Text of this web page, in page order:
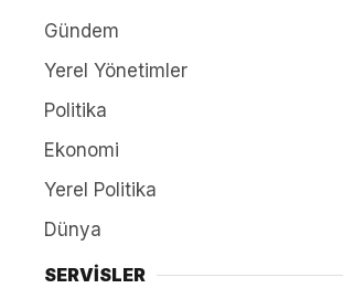
Gündem
Yerel Yönetimler
Politika
Ekonomi
Yerel Politika
Dünya
SERVİSLER